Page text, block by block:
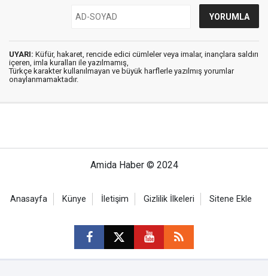
UYARI: Küfür, hakaret, rencide edici cümleler veya imalar, inançlara saldırı
içeren, imla kuralları ile yazılmamış,
Türkçe karakter kullanılmayan ve büyük harflerle yazılmış yorumlar
onaylanmamaktadır.
Amida Haber © 2024
Anasayfa Künye İletişim Gizlilik İlkeleri Sitene Ekle